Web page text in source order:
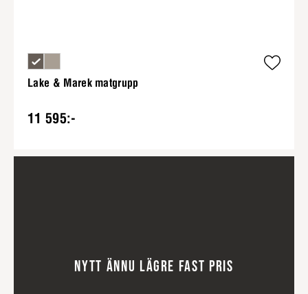
Lake & Marek matgrupp
11 595:-
NYTT ÄNNU LÄGRE FAST PRIS